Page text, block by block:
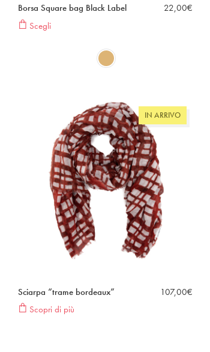
Borsa Square bag Black Label
Scegli
22,00€
IN ARRIVO
Sciarpa “trame bordeaux”
Scopri di più
107,00€